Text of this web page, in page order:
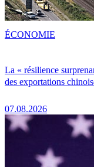
La « résilience
des exportations
07.08.2026
ÉCONOMIE